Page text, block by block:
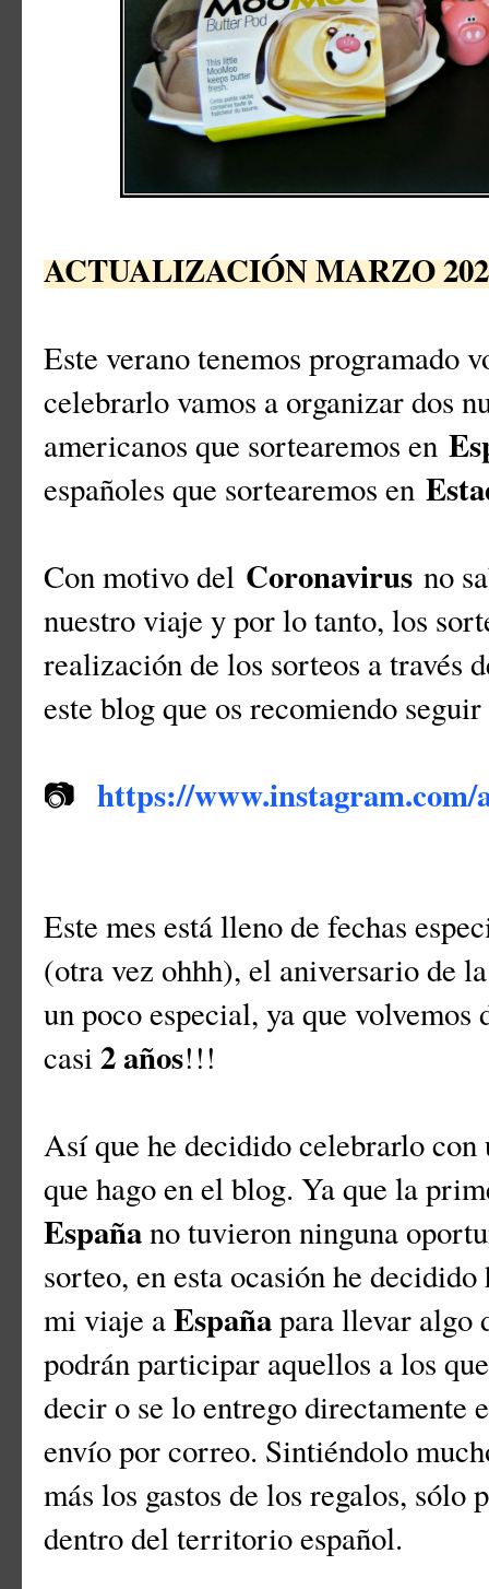
ACTUALIZACIÓN MARZO
Este verano tenemos programado
celebrarlo vamos a organizar dos
americanos que sortearemos en
españoles que sortearemos en
Con motivo del Coronavirus no
nuestro viaje y por lo tanto, los
realización de los sorteos a través
este blog que os recomiendo
📷 https://www.instagram.com/
Este mes está lleno de fechas
(otra vez ohhh), el aniversario de
un poco especial, ya que
casi2 años!!!
Así que he decidido celebrarlo con
que hago en el blog. Ya que la
Españano tuvieron ninguna
sorteo, en esta ocasión he
mi viaje aEspañapara llevar algo
podrán participar aquellos a los
decir o se lo entrego directamente
envío por correo. Sintiéndolo
más los gastos de los regalos, sólo
dentro del territorio español.